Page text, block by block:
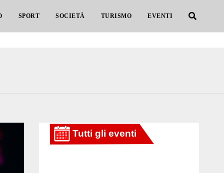
SPORT SOCIETÀ TURISMO EVENTI